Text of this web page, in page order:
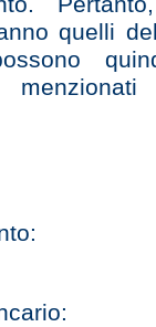
quelli